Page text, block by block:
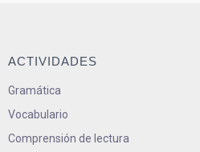
ACTIVIDADES
Gramática
Vocabulario
Comprensión de lectura